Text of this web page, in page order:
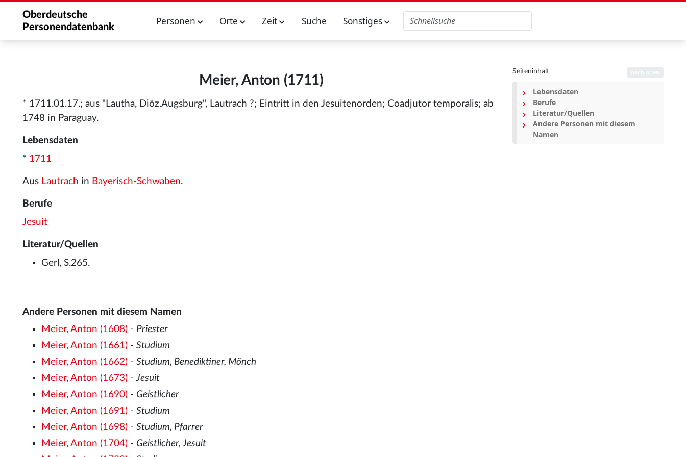
Oberdeutsche
Personendatenbank
Personen Orte Zeit Suche Sonstiges
Meier, Anton (1711)
* 1711.01.17.; aus "Lautha, Diöz.Augsburg", Lautrach ?; Eintritt in den Jesuitenorden; Coadjutor temporalis; ab
1748 in Paraguay.
Lebensdaten
* 1711
Aus Lautrach in Bayerisch-Schwaben.
Berufe
Jesuit
Literatur/Quellen
Gerl, S.265.
Andere Personen mit diesem Namen
Meier, Anton (1608) - Priester
Meier, Anton (1661) -Studium
Meier, Anton (1662) -Studium, Benediktiner, Mönch
Meier, Anton (1673) -Jesuit
Meier, Anton (1690) - Geistlicher
Meier, Anton (1691) -Studium
Meier, Anton (1698) -Studium, Pfarrer
Meier, Anton (1704) - Geistlicher, Jesuit
Seiteninhalt
Lebensdaten
Berufe
Literatur/Quellen
Andere Personen mit diesem
Namen